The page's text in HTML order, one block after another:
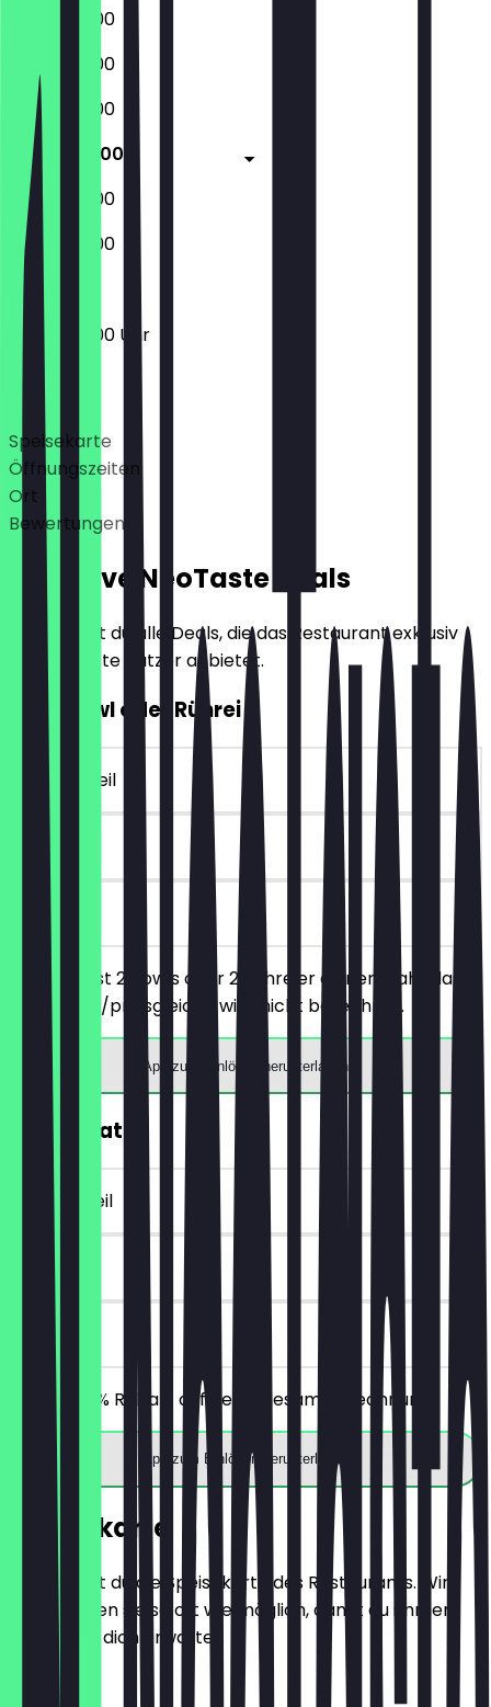
08:30 - 18:00
08:30 - 18:00
08:30 - 18:00
08:30 - 18:00
09:00 - 18:00
09:00 - 18:00
08:30 - 18:00 Uhr
Deals
Speisekarte
Öffnungszeiten
Ort
Bewertungen
Exklusive NeoTaste Deals
Hier findest du alle Deals, die das Restaurant exklusiv
für NeoTaste Nutzer anbietet.
2für1 Bowl oder Rührei
~€ 13 Vorteil
60 Tage
vor Ort
Du bestellst 2 Bowls oder 2 Rühreier deiner Wahl, das
günstigere/preisgleiche wird nicht berechnet.
App zum Einlösen herunterladen
30% Rabatt
~€ 4 Vorteil
60 Tage
vor Ort
Erhalte 30% Rabatt auf deine gesamte Rechnung!
App zum Einlösen herunterladen
Speisekarte
Hier findest du die Speisekarte des Restaurants. Wir
aktualisieren sie so oft wie möglich, damit du immer
weißt, was dich erwartet.
Salate